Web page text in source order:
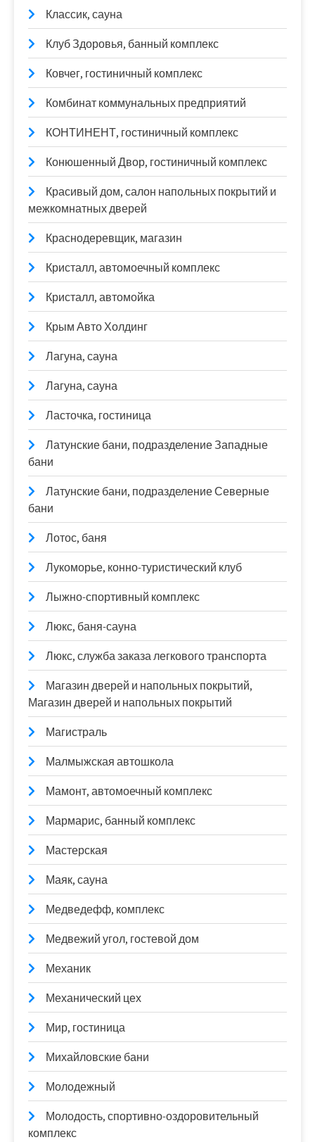
Классик, сауна
Клуб Здоровья, банный комплекс
Ковчег, гостиничный комплекс
Комбинат коммунальных предприятий
КОНТИНЕНТ, гостиничный комплекс
Конюшенный Двор, гостиничный комплекс
Красивый дом, салон напольных покрытий и
межкомнатных дверей
Краснодеревщик, магазин
Кристалл, автомоечный комплекс
Кристалл, автомойка
Крым Авто Холдинг
Лагуна, сауна
Лагуна, сауна
Ласточка, гостиница
Латунские бани, подразделение Западные
бани
Латунские бани, подразделение Северные
бани
Лотос, баня
Лукоморье, конно-туристический клуб
Лыжно-спортивный комплекс
Люкс, баня-сауна
Люкс, служба заказа легкового транспорта
Магазин дверей и напольных покрытий,
Магазин дверей и напольных покрытий
Магистраль
Малмыжская автошкола
Мамонт, автомоечный комплекс
Мармарис, банный комплекс
Мастерская
Маяк, сауна
Медведефф, комплекс
Медвежий угол, гостевой дом
Механик
Механический цех
Мир, гостиница
Михайловские бани
Молодежный
Молодость, спортивно-оздоровительный
комплекс